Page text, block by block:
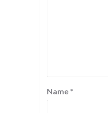
Name *